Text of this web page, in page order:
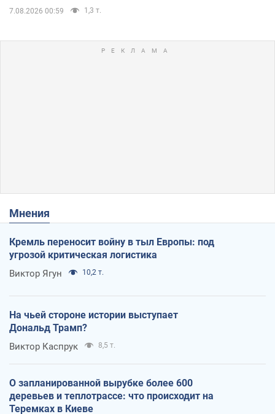
7.08.2026 00:59 1,3 т.
Мнения
Кремль переносит войну в тыл Европы: под
угрозой критическая логистика
Виктор Ягун 10,2 т.
На чьей стороне истории выступает
Дональд Трамп?
Виктор Каспрук 8,5 т.
О запланированной вырубке более 600
деревьев и теплотрассе: что происходит на
Теремках в Киеве